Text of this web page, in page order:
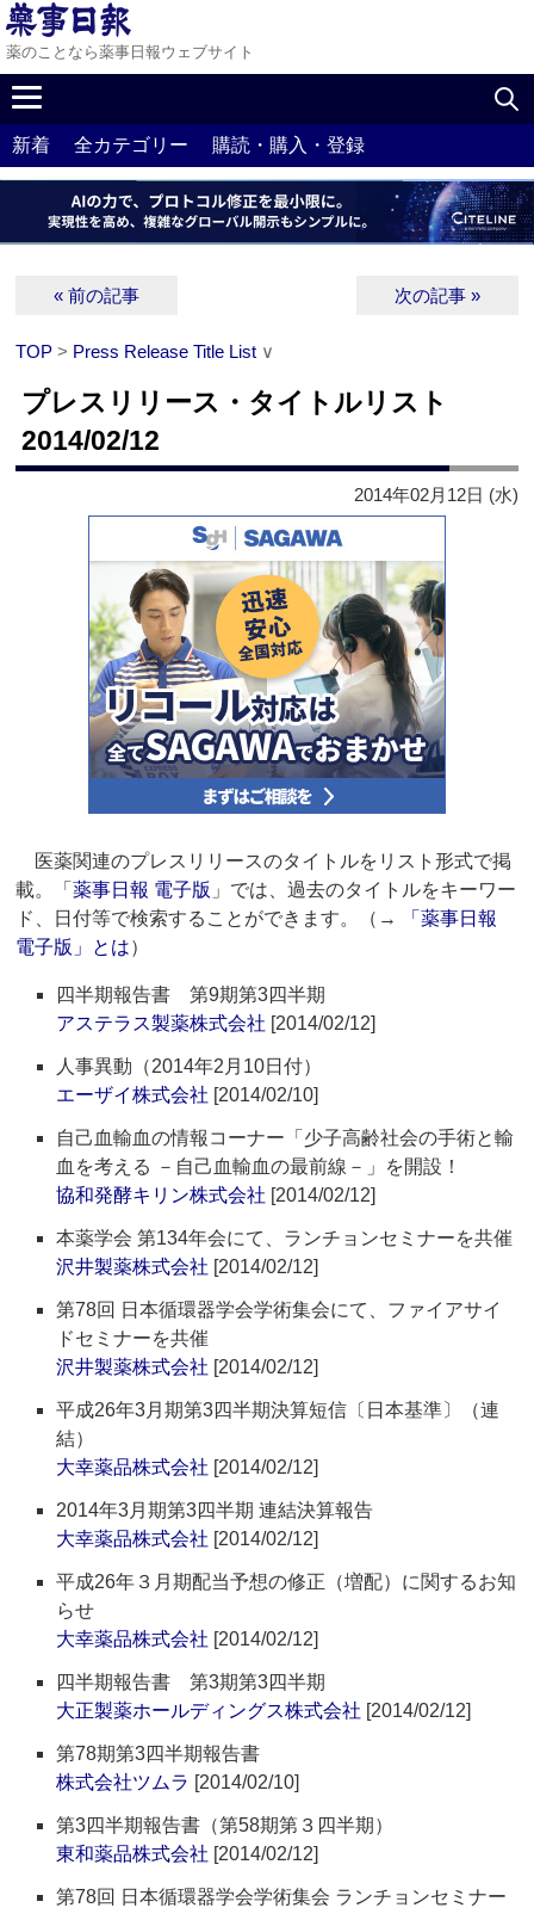
薬のことなら薬事日報ウェブサイト
新着 全カテゴリー 購読・購入・登録
« 前の記事 次の記事 »
TOP > Press Release Title List ∨
プレスリリース・タイトルリスト
2014/02/12
2014年02月12日 (水)
医薬関連のプレスリリースのタイトルをリスト形式で掲
載。「薬事日報 電子版 」では、過去のタイトルをキーワー
ド、日付等で検索することができます。（→
「薬事日報
電子版」とは）
四半期報告書 第9期第3四半期
アステラス製薬株式会社 [2014/02/12]
人事異動（2014年2月10日付）
エーザイ株式会社 [2014/02/10]
自己血輸血の情報コーナー「少子高齢社会の手術と輸
血を考える －自己血輸血の最前線－」を開設！
協和発酵キリン株式会社 [2014/02/12]
本薬学会 第134年会にて、ランチョンセミナーを共催
沢井製薬株式会社 [2014/02/12]
第78回 日本循環器学会学術集会にて、ファイアサイ
ドセミナーを共催
沢井製薬株式会社 [2014/02/12]
平成26年3月期第3四半期決算短信〔日本基準〕（連
結）
大幸薬品株式会社 [2014/02/12]
2014年3月期第3四半期 連結決算報告
大幸薬品株式会社 [2014/02/12]
平成26年３月期配当予想の修正（増配）に関するお知
らせ
大幸薬品株式会社 [2014/02/12]
四半期報告書 第3期第3四半期
大正製薬ホールディングス株式会社 [2014/02/12]
第78期第3四半期報告書
株式会社ツムラ [2014/02/10]
第3四半期報告書（第58期第３四半期）
東和薬品株式会社 [2014/02/12]
第78回 日本循環器学会学術集会 ランチョンセミナー